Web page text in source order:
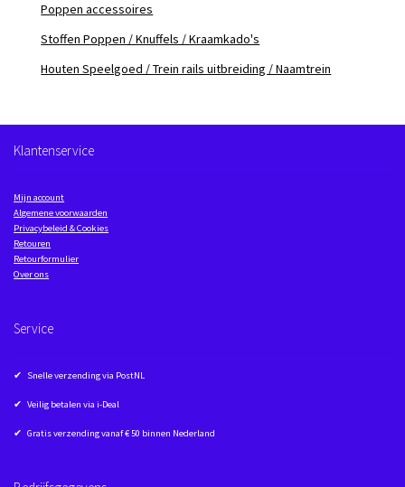
Poppen accessoires
Stoffen Poppen / Knuffels / Kraamkado's
Houten Speelgoed / Trein rails uitbreiding / Naamtrein
Klantenservice
Mijn account
Algemene voorwaarden
Privacybeleid & Cookies
Retouren
Retourformulier
Over ons
Service
✔ Snelle verzending via PostNL
✔ Veilig betalen via i-Deal
✔ Gratis verzending vanaf € 50 binnen Nederland